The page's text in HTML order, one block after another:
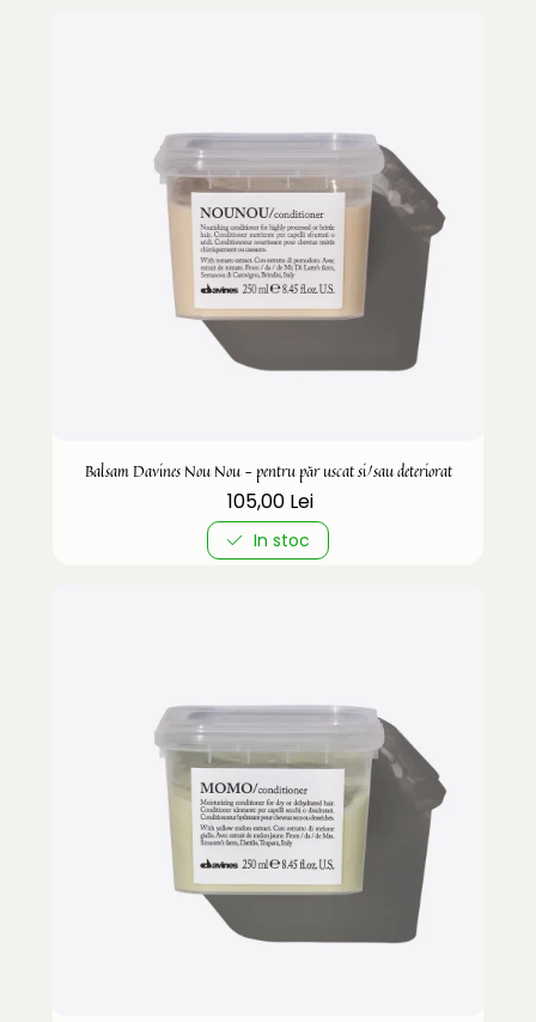
Balsam Davines Nou Nou - pentru păr uscat si/sau deteriorat
105,00 Lei
In stoc